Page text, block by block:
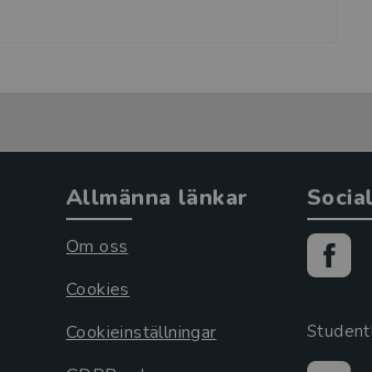
Allmänna länkar
Om oss
Cookies
Cookieinställningar